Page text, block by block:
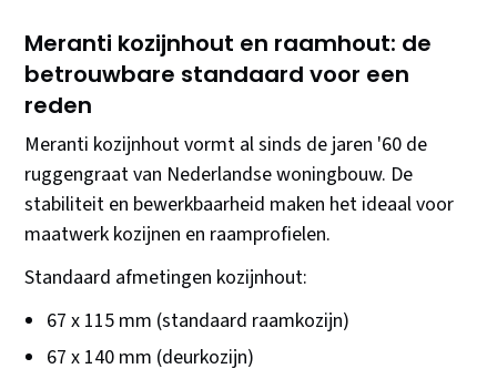
Meranti kozijnhout en raamhout: de
betrouwbare standaard voor een
reden
Meranti kozijnhout vormt al sinds de jaren '60 de
ruggengraat van Nederlandse woningbouw. De
stabiliteit en bewerkbaarheid maken het ideaal voor
maatwerk kozijnen en raamprofielen.
Standaard afmetingen kozijnhout:
67 x 115 mm (standaard raamkozijn)
67 x 140 mm (deurkozijn)